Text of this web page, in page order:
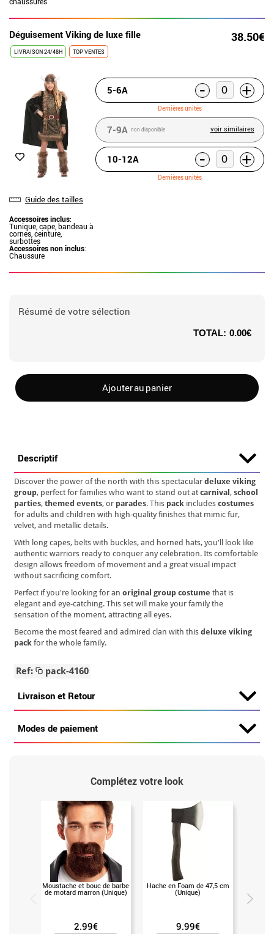
Déguisement Viking de luxe fille 38.50€
LIVRAISON 24/48H TOP VENTES
Guide des tailles
Accessoires inclus:
Tunique, cape, bandeau à
cornes, ceinture,
surbottes
Accessoires non inclus:
Chaussure
5-6A - +
Dernières unités
7-9A non disponible voir similaires
10-12A - +
Dernières unités
Résumé de votre sélection
TOTAL: 0.00€
Ajouter au panier
Descriptif
Discover the power of the north with this spectaculardeluxe viking
group, perfect for families who want to stand out atcarnival,school
parties,themed events, or parades. This pack includescostumes
for adults and children with high-quality finishes that mimic fur,
velvet, and metallic details.
With long capes, belts with buckles, and horned hats, you'll look like
authentic warriors ready to conquer any celebration. Its comfortable
design allows freedom of movement and a great visual impact
without sacrificing comfort.
Perfect if you're looking for anoriginal group costume that is
elegant and eye-catching. This set will make your family the
sensation of the moment, attracting all eyes.
Become the most feared and admired clan with thisdeluxe viking
pack for the whole family.
Ref: pack-4160
Livraison et Retour
Modes de paiement
Complétez votre look
Moustache et bouc de barbe
de motard marron (Unique)
2.99€
Hache en Foam de 47,5 cm
(Unique)
9.99€